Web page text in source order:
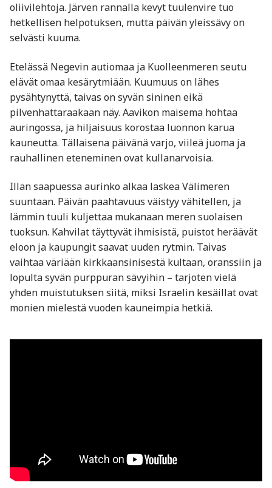
oliivilehtoja. Järven rannalla kevyt tuulenvire tuo
hetkellisen helpotuksen, mutta päivän yleissävy on
selvästi kuuma.
Etelässä Negevin autiomaa ja Kuolleenmeren seutu
elävät omaa kesärytmiään. Kuumuus on lähes
pysähtynyttä, taivas on syvän sininen eikä
pilvenhattaraakaan näy. Aavikon maisema hohtaa
auringossa, ja hiljaisuus korostaa luonnon karua
kauneutta. Tällaisena päivänä varjo, viileä juoma ja
rauhallinen eteneminen ovat kullanarvoisia.
Illan saapuessa aurinko alkaa laskea Välimeren
suuntaan. Päivän paahtavuus väistyy vähitellen, ja
lämmin tuuli kuljettaa mukanaan meren suolaisen
tuoksun. Kahvilat täyttyvät ihmisistä, puistot heräävät
eloon ja kaupungit saavat uuden rytmin. Taivas
vaihtaa väriään kirkkaansinisestä kultaan, oranssiin ja
lopulta syvän purppuran sävyihin – tarjoten vielä
yhden muistutuksen siitä, miksi Israelin kesäillat ovat
monien mielestä vuoden kauneimpia hetkiä.